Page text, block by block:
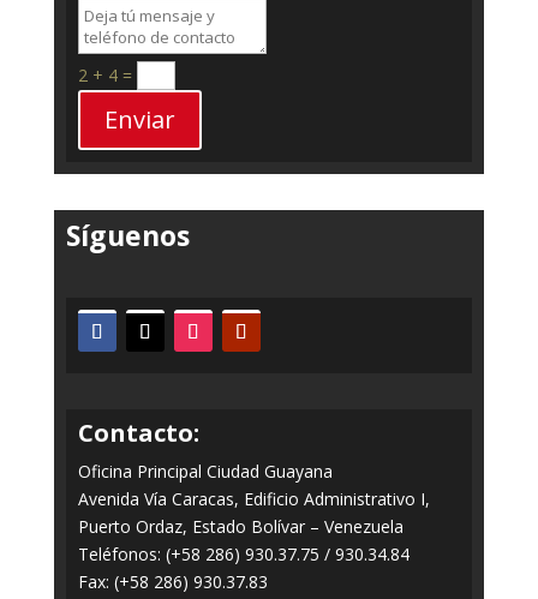
2 + 4=
Enviar
Síguenos
Contacto:
Oficina Principal Ciudad Guayana
Avenida Vía Caracas, Edificio Administrativo I,
Puerto Ordaz, Estado Bolívar – Venezuela
Teléfonos: (+58 286) 930.37.75 / 930.34.84
Fax: (+58 286) 930.37.83